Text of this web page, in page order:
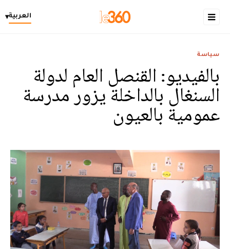
العربية▾
سياسة
بالفيديو: القنصل العام لدولة
السنغال بالداخلة يزور مدرسة
عمومية بالعيون